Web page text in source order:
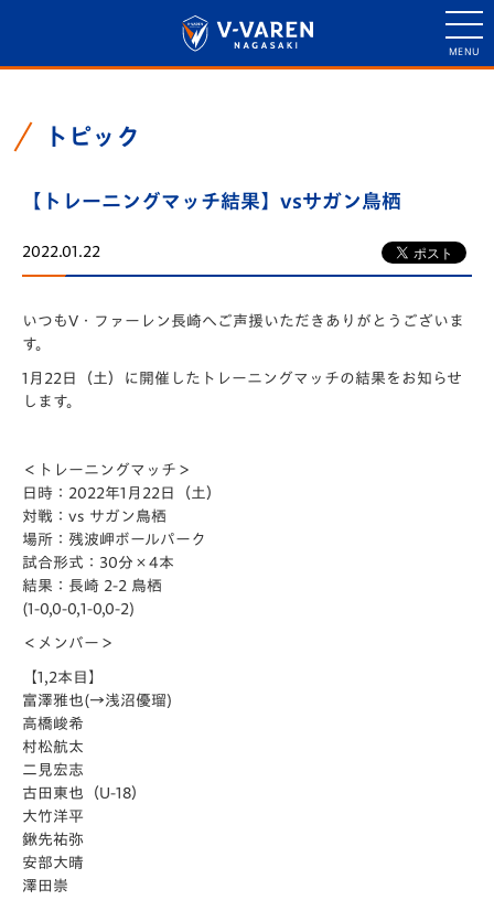
トピック
【トレーニングマッチ結果】vsサガン鳥栖
2022.01.22
いつもV・ファーレン長崎へご声援いただきありがとうございま
す。
1月22日（土）に開催したトレーニングマッチの結果をお知らせ
します。
＜トレーニングマッチ＞
日時：2022年1月22日（土）
対戦：vs サガン鳥栖
場所：残波岬ボールパーク
試合形式：30分×4本
結果：長崎 2-2 鳥栖
(1-0,0-0,1-0,0-2)
＜メンバー＞
【1,2本目】
富澤雅也(→浅沼優瑠)
高橋峻希
村松航太
二見宏志
古田東也（U-18）
大竹洋平
鍬先祐弥
安部大晴
澤田崇